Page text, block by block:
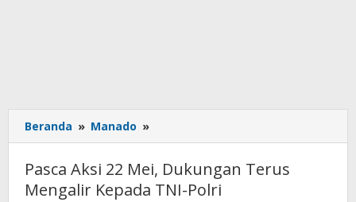
Beranda » Manado »
Aksi
Mei,
Dukungan
Pasca Aksi 22 Mei, Dukungan Terus
Mengalir Kepada TNI-Polri